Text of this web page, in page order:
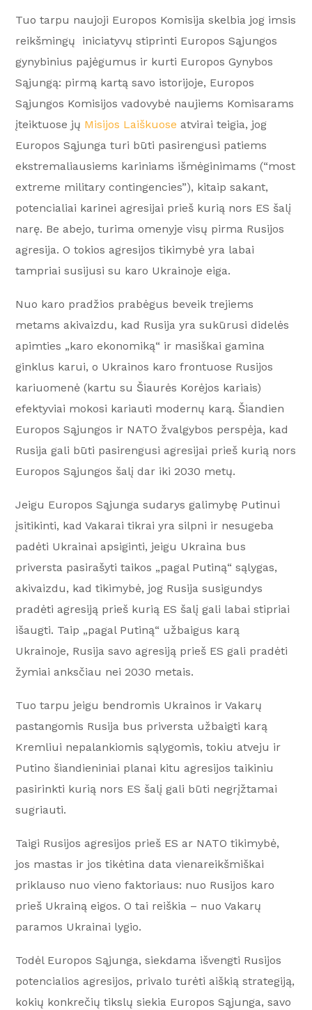
Tuo tarpu naujoji Europos Komisija skelbia jog imsis
reikšmingų iniciatyvų stiprinti Europos Sąjungos
gynybinius pajėgumus ir kurti Europos Gynybos
Sąjungą: pirmą kartą savo istorijoje, Europos
Sąjungos Komisijos vadovybė naujiems Komisarams
įteiktuose jų Misijos Laiškuose atvirai teigia, jog
Europos Sąjunga turi būti pasirengusi patiems
ekstremaliausiems kariniams išmėginimams (“most
extreme military contingencies”), kitaip sakant,
potencialiai karinei agresijai prieš kurią nors ES šalį
narę. Be abejo, turima omenyje visų pirma Rusijos
agresija. O tokios agresijos tikimybė yra labai
tampriai susijusi su karo Ukrainoje eiga.
Nuo karo pradžios prabėgus beveik trejiems
metams akivaizdu, kad Rusija yra sukūrusi didelės
apimties „karo ekonomiką“ ir masiškai gamina
ginklus karui, o Ukrainos karo frontuose Rusijos
kariuomenė (kartu su Šiaurės Korėjos kariais)
efektyviai mokosi kariauti modernų karą. Šiandien
Europos Sąjungos ir NATO žvalgybos perspėja, kad
Rusija gali būti pasirengusi agresijai prieš kurią nors
Europos Sąjungos šalį dar iki 2030 metų.
Jeigu Europos Sąjunga sudarys galimybę Putinui
įsitikinti, kad Vakarai tikrai yra silpni ir nesugeba
padėti Ukrainai apsiginti, jeigu Ukraina bus
priversta pasirašyti taikos „pagal Putiną“ sąlygas,
akivaizdu, kad tikimybė, jog Rusija susigundys
pradėti agresiją prieš kurią ES šalį gali labai stipriai
išaugti. Taip „pagal Putiną“ užbaigus karą
Ukrainoje, Rusija savo agresiją prieš ES gali pradėti
žymiai anksčiau nei 2030 metais.
Tuo tarpu jeigu bendromis Ukrainos ir Vakarų
pastangomis Rusija bus priversta užbaigti karą
Kremliui nepalankiomis sąlygomis, tokiu atveju ir
Putino šiandieniniai planai kitu agresijos taikiniu
pasirinkti kurią nors ES šalį gali būti negrįžtamai
sugriauti.
Taigi Rusijos agresijos prieš ES ar NATO tikimybė,
jos mastas ir jos tikėtina data vienareikšmiškai
priklauso nuo vieno faktoriaus: nuo Rusijos karo
prieš Ukrainą eigos. O tai reiškia – nuo Vakarų
paramos Ukrainai lygio.
Todėl Europos Sąjunga, siekdama išvengti Rusijos
potencialios agresijos, privalo turėti aiškią strategiją,
kokių konkrečių tikslų siekia Europos Sąjunga, savo